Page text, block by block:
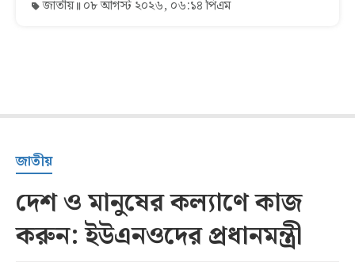
জাতীয় ০৮ আগস্ট ২০২৬, ০৬:১৪ পিএম
জাতীয়
দেশ ও মানুষের কল্যাণে কাজ
করুন: ইউএনওদের প্রধানমন্ত্রী